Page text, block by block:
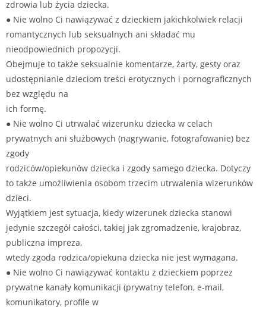
zdrowia lub życia dziecka.
● Nie wolno Ci nawiązywać z dzieckiem jakichkolwiek relacji
romantycznych lub seksualnych ani składać mu
nieodpowiednich propozycji.
Obejmuje to także seksualnie komentarze, żarty, gesty oraz
udostępnianie dzieciom treści erotycznych i pornograficznych
bez względu na
ich formę.
● Nie wolno Ci utrwalać wizerunku dziecka w celach
prywatnych ani służbowych (nagrywanie, fotografowanie) bez
zgody
rodziców/opiekunów dziecka i zgody samego dziecka. Dotyczy
to także umożliwienia osobom trzecim utrwalenia wizerunków
dzieci.
Wyjątkiem jest sytuacja, kiedy wizerunek dziecka stanowi
jedynie szczegół całości, takiej jak zgromadzenie, krajobraz,
publiczna impreza,
wtedy zgoda rodzica/opiekuna dziecka nie jest wymagana.
● Nie wolno Ci nawiązywać kontaktu z dzieckiem poprzez
prywatne kanały komunikacji (prywatny telefon, e-mail,
komunikatory, profile w